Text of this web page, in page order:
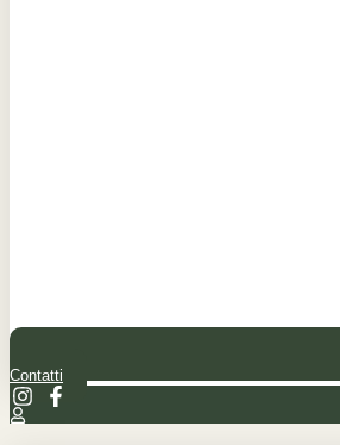
Contatti